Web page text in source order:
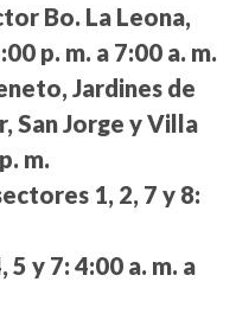
Bo. La Leona,
p. m. a 7:00 a. m.
Jardines de
San Jorge y Villa
m.
1, 2, 7 y 8:
5 y 7: 4:00 a. m. a